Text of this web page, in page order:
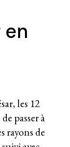
les 12
passer à
rayons de